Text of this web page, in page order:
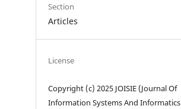
Section
Articles
License
Copyright (c) 2025 JOISIE (Journal Of
Information Systems And Informatics